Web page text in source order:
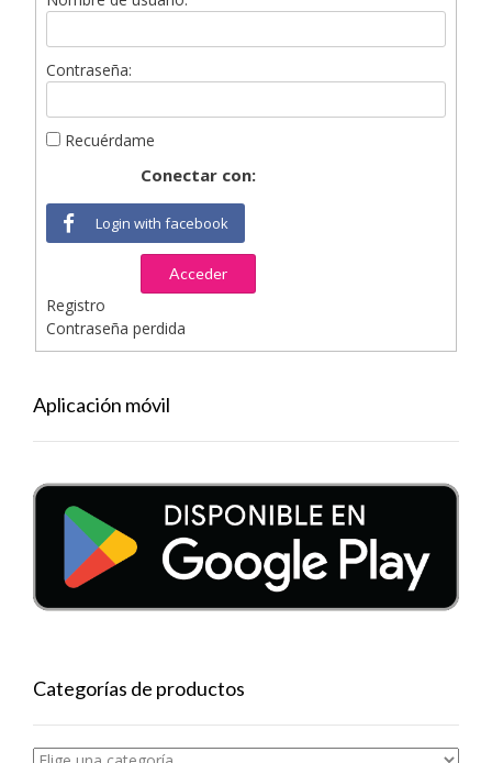
Contraseña:
Recuérdame
Conectar con:
Login with facebook
Acceder
Registro
Contraseña perdida
Aplicación móvil
Categorías de productos